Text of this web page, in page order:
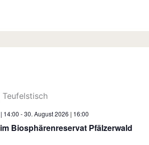
Biosphärenreservat Pfälzerwald
14:00 -30. August 2026 | 16:00